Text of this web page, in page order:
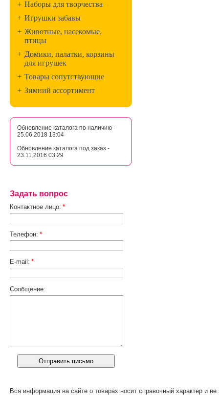
+ Наборы для творчества
+ Игрушки забавы
+ Животные, насекомые,
птицы
+ Домики, палатки, корзины
для игрушек
+ Товары сопутствующие
+ Зимний ассортимент
Обновление каталога по наличию -
25.06.2018 13:04
Обновление каталога под заказ -
23.11.2016 03:29
Задать вопрос
Контактное лицо: *
Телефон: *
E-mail: *
Сообщение:
Вся информация на сайте о товарах носит справочный характер и